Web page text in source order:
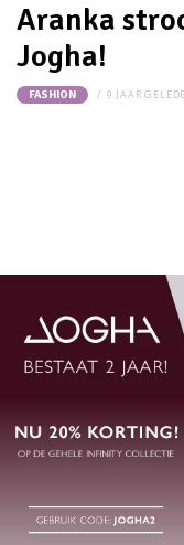
Aranka
Jogha!
FASHION 9 JAAR